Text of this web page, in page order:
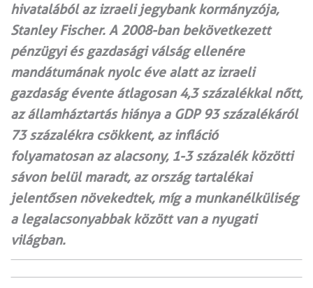
hivatalából az izraeli jegybank kormányzója,
Stanley Fischer. A 2008-ban bekövetkezett
pénzügyi és gazdasági válság ellenére
mandátumának nyolc éve alatt az izraeli
gazdaság évente átlagosan 4,3 százalékkal nőtt,
az államháztartás hiánya a GDP 93 százalékáról
73 százalékra csökkent, az infláció
folyamatosan az alacsony, 1-3 százalék közötti
sávon belül maradt, az ország tartalékai
jelentősen növekedtek, míg a munka­­nélküliség
a legalacsonyabbak között van a nyugati
világban.